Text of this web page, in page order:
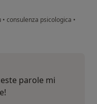
• consulenza psicologica •
parole mi